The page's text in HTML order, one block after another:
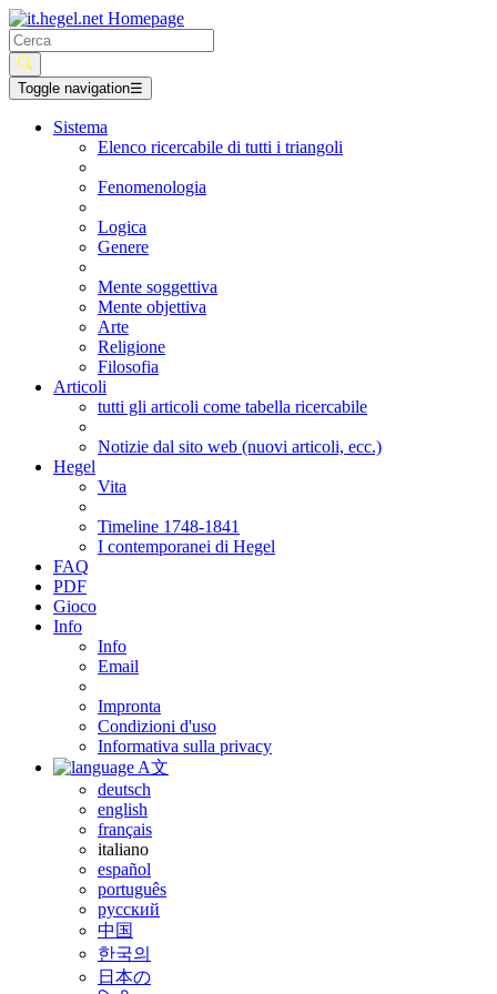
Toggle navigation☰
Sistema
Elenco ricercabile di tutti i triangoli
Fenomenologia
Logica
Genere
Mente soggettiva
Mente objettiva
Arte
Religione
Filosofia
Articoli
tutti gli articoli come tabella ricercabile
Notizie dal sito web (nuovi articoli, ecc.)
Hegel
Vita
Timeline 1748-1841
I contemporanei di Hegel
FAQ
PDF
Gioco
Info
Info
Email
Impronta
Condizioni d'uso
Informativa sulla privacy
A文
deutsch
english
français
italiano
español
português
русский
中国
한국의
日本の